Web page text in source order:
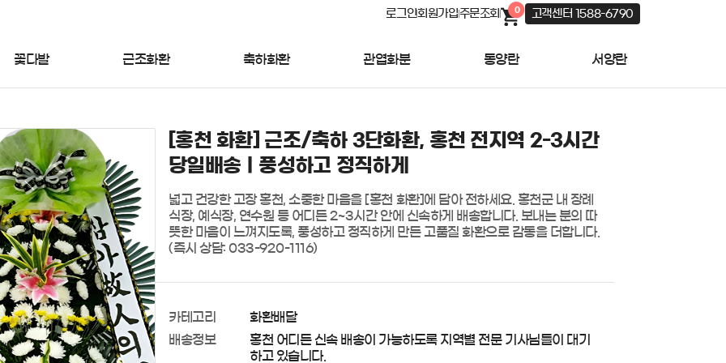
로그인회원가입주문조회 0 고객센터 1588-6790
꽃다발 근조화환 축하화환 관엽화분 동양란 서양란
[홍천 화환] 근조/축하 3단화환, 홍천 전지역 2-3시간
당일배송ㅣ풍성하고 정직하게
넓고 건강한 고장 홍천, 소중한 마음을 [홍천 화환]에 담아 전하세요. 홍천군 내 장례
식장, 예식장, 연수원 등 어디든 2~3시간 안에 신속하게 배송합니다. 보내는 분의 따
뜻한 마음이 느껴지도록, 풍성하고 정직하게 만든 고품질 화환으로 감동을 더합니다.
(즉시 상담: 033-920-1116)
카테고리
화환배달
배송정보
홍천 어디든 신속 배송이 가능하도록 지역별 전문 기사님들이 대기
하고 있습니다.